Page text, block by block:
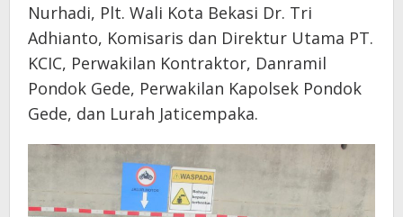
Nurhadi, Plt. Wali Kota Bekasi Dr. Tri
Adhianto, Komisaris dan Direktur Utama PT.
KCIC, Perwakilan Kontraktor, Danramil
Pondok Gede, Perwakilan Kapolsek Pondok
Gede, dan Lurah Jaticempaka.